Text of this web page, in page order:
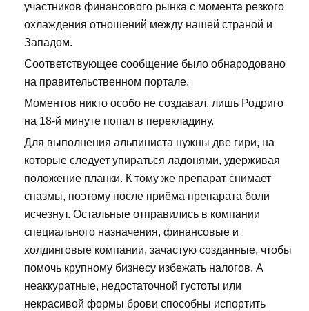
участников финансового рынка с момента резкого
охлаждения отношений между нашей страной и
Западом.
Соответствующее сообщение было обнародовано
на правительственном портале.
Моментов никто особо не создавал, лишь Родриго
на 18-й минуте попал в перекладину.
Для выполнения альпиниста нужны две гири, на
которые следует упираться ладонями, удерживая
положение планки. К тому же препарат снимает
спазмы, поэтому после приёма препарата боли
исчезнут. Остальные отправились в компании
специального назначения, финансовые и
холдинговые компании, зачастую созданные, чтобы
помочь крупному бизнесу избежать налогов. А
неаккуратные, недостаточной густоты или
некрасивой формы брови способны испортить